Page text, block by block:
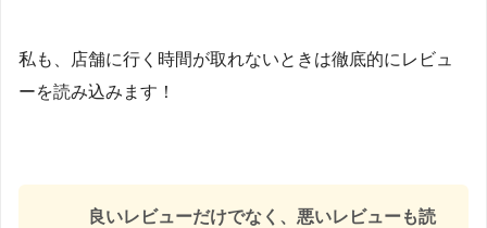
私も、店舗に行く時間が取れないときは徹底的にレビュ
ーを読み込みます！
良いレビューだけでなく、悪いレビューも読